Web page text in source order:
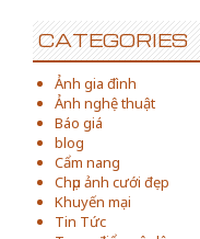
CATEGORIES
Ảnh gia đình
Ảnh nghệ thuật
Báo giá
blog
Cẩm nang
Chụp ảnh cưới đẹp
Khuyến mại
Tin Tức